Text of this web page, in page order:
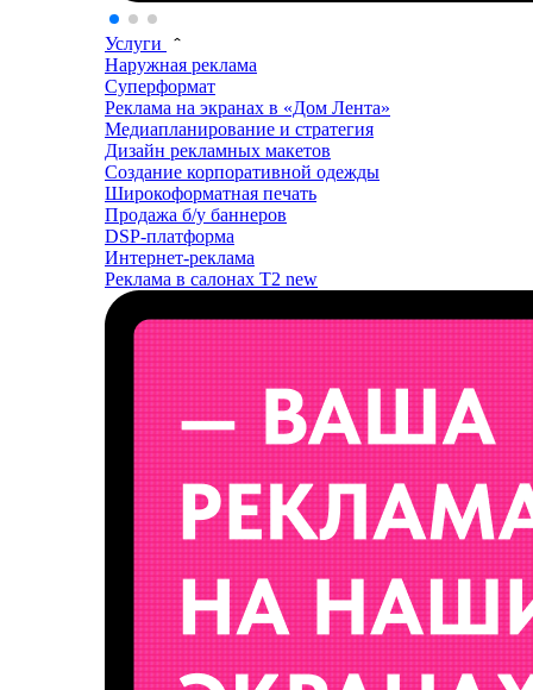
Услуги
Наружная реклама
Суперформат
Реклама на экранах в «Дом Лента»
Медиапланирование и стратегия
Дизайн рекламных макетов
Создание корпоративной одежды
Широкоформатная печать
Продажа б/у баннеров
DSP-платформа
Интернет-реклама
Реклама в салонах T2 new